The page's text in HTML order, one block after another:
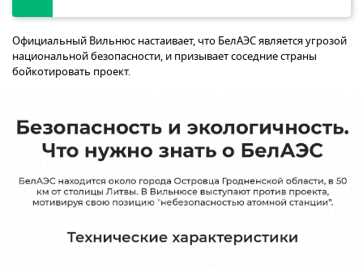
Официальный Вильнюс настаивает, что БелАЭС является угрозой
национальной безопасности, и призывает соседние страны
бойкотировать проект.